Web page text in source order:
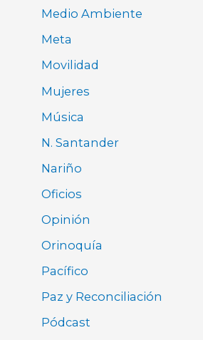
Medio Ambiente
Meta
Movilidad
Mujeres
Música
N. Santander
Nariño
Oficios
Opinión
Orinoquía
Pacífico
Paz y Reconciliación
Pódcast